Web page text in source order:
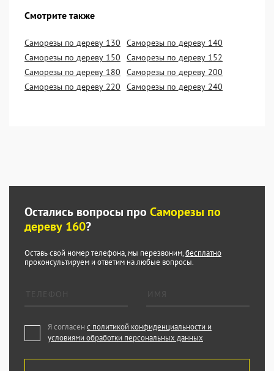
Смотрите также
Саморезы по дереву 130
Саморезы по дереву 140
Саморезы по дереву 150
Саморезы по дереву 152
Саморезы по дереву 180
Саморезы по дереву 200
Саморезы по дереву 220
Саморезы по дереву 240
Остались вопросы про Саморезы по
дереву 160?
Оставь свой номер телефона, мы перезвоним,бесплатно
проконсультируем и ответим на любые вопросы.
Я согласен с политикой конфиденциальности и
условиями обработки персональных данных